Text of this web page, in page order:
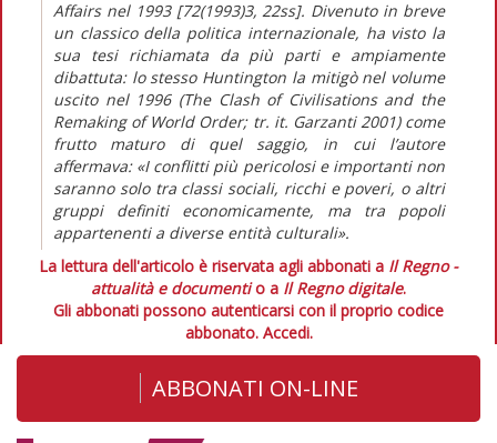
Affairs nel 1993 [72(1993)3, 22ss]. Divenuto in breve
un classico della politica internazionale, ha visto la
sua tesi richiamata da più parti e ampiamente
dibattuta: lo stesso Huntington la mitigò nel volume
uscito nel 1996 (The Clash of Civilisations and the
Remaking of World Order; tr. it. Garzanti 2001) come
frutto maturo di quel saggio, in cui l’autore
affermava: «I conflitti più pericolosi e importanti non
saranno solo tra classi sociali, ricchi e poveri, o altri
gruppi definiti economicamente, ma tra popoli
appartenenti a diverse entità culturali».
La lettura dell'articolo è riservata agli abbonati a Il Regno -
attualità e documentio a Il Regno digitale.
Gli abbonati possono autenticarsi con il proprio codice
abbonato. Accedi.
ABBONATI ON-LINE